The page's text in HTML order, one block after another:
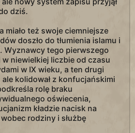
dziś.
miało też swoje ciemniejsze
doszło do tłumienia islamu i
Wyznawcy tego pierwszego
niewielkiej liczbie od czasu
w IX wieku, a ten drugi
ale kolidował z konfucjańskimi
rolę braku
oświecenia,
kładzie nacisk na
rodziny i służbę